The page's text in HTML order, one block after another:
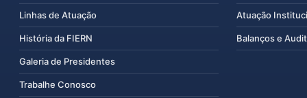
Linhas de Atuação
História da FIERN
Galeria de Presidentes
Trabalhe Conosco
Atuação
Balanços e